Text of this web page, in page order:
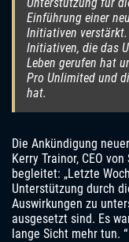
Einführung einer
Initiativen verstärkt.
Initiativen, die das
Leben gerufen hat
Pro Unlimited und
hat.
Die Ankündigung
Kerry Trainor, CEO
begleitet: „Letzte
Unterstützung durch
Auswirkungen zu
ausgesetzt sind. Es
lange Sicht mehr tun. “